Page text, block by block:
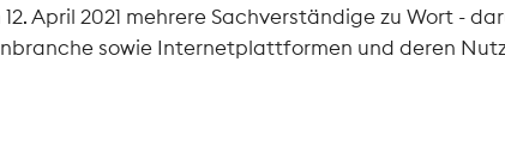
April 2021 mehrere Sachverständige zu Wort -
sowie Internetplattformen und deren